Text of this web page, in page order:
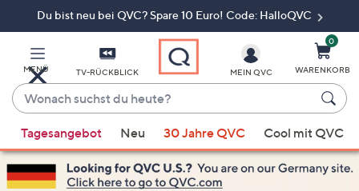
Du bist neu bei QVC? Spare 10 Euro! Code: HalloQVC
MENÜ TV-RÜCKBLICK
Wonach
suchst
du
heute?
Vorschläge
verfügbar
sind,
MEIN QVC
0
WARENKORB
Tagesangebot Neu 30 Jahre QVC Cool mit QVC